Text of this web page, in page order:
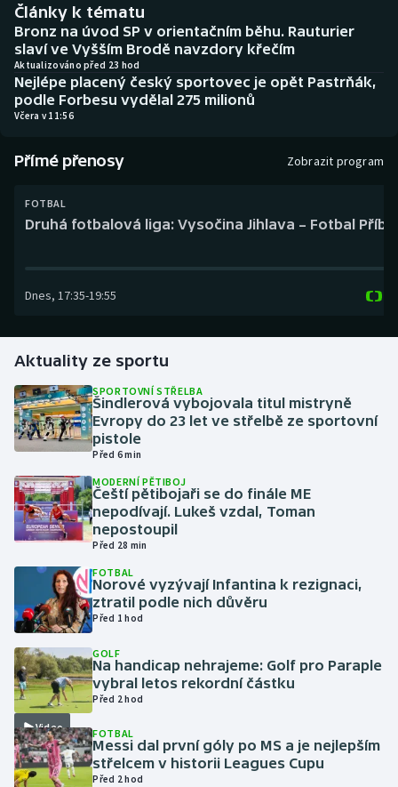
Basketbal
Biatlon
Boby a skeleton
Box
Curling
Golf
Gymnastika
Házená
Jezdectví
Judo
Krasobruslení
Lezení
Lyže a snowboard
Moderní pětiboj
Motorsport
Historické návraty
Aplikace ČT sport
AZ kvíz
Články k tématu
Bronz na úvod SP v orientačním běhu. Rauturier
slaví ve Vyšším Brodě navzdory křečím
Aktualizováno před 23 hod
Nejlépe placený český sportovec je opět Pastrňák,
podle Forbesu vydělal 275 milionů
Včera v 11:56
Přímé přenosy Zobrazit program
FOTBAL
Druhá fotbalová liga: Vysočina Jihlava – Fotbal
Dnes, 17:35-19:55
Aktuality ze sportu
SPORTOVNÍ STŘELBA
Šindlerová vybojovala titul mistryně
Evropy do 23 let ve střelbě ze sportovní
pistole
Před 6 min
MODERNÍ PĚTIBOJ
Čeští pětibojaři se do finále ME
nepodívají. Lukeš vzdal, Toman
nepostoupil
Před 28 min
FOTBAL
Norové vyzývají Infantina k rezignaci,
ztratil podle nich důvěru
Před 1 hod
Video
GOLF
Na handicap nehrajeme: Golf pro Paraple
vybral letos rekordní částku
Před 2 hod
FOTBAL
Messi dal první góly po MS a je nejlepším
střelcem v historii Leagues Cupu
Před 2 hod